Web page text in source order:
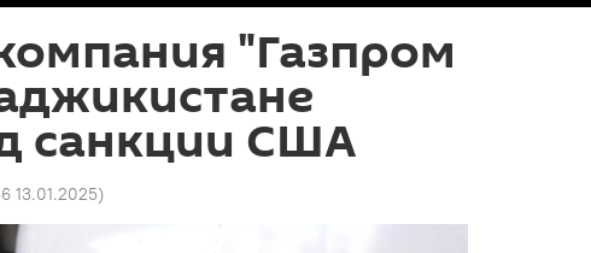
"Газпром
санкции США
13.01.2025)